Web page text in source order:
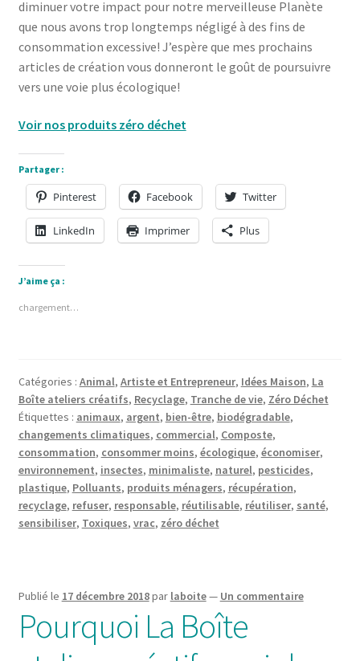
diminuer votre impact pour notre merveilleuse Planète
que nous avons trop longtemps négligé à des fins de
consommation excessive! J’espère que mes prochains
articles de création vous donneront le goût de poursuivre
vers une voie plus écologique!
Voir nos produits zéro déchet
Partager :
Pinterest Facebook Twitter
LinkedIn Imprimer Plus
J’aime ça :
chargement…
Catégories : Animal, Artiste et Entrepreneur, Idées Maison, La
Boîte ateliers créatifs, Recyclage, Tranche de vie, Zéro Déchet
Étiquettes : animaux, argent, bien-être, biodégradable,
changements climatiques, commercial, Composte,
consommation, consommer moins, écologique, économiser,
environnement, insectes, minimaliste, naturel, pesticides,
plastique, Polluants, produits ménagers, récupération,
recyclage, refuser, responsable, réutilisable, réutiliser, santé,
sensibiliser, Toxiques, vrac, zéro déchet
Publié le 17 décembre 2018par laboite— Un commentaire
Pourquoi La Boîte